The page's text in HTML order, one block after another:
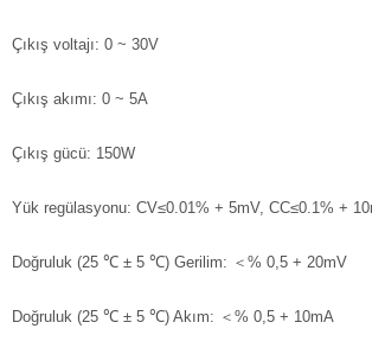
Çıkış voltajı: 0 ~ 30V
Çıkış akımı: 0 ~ 5A
Çıkış gücü: 150W
Yük regülasyonu: CV≤0.01% + 5mV, CC≤0.1% +
Doğruluk (25 ℃ ± 5 ℃) Gerilim: ＜% 0,5 + 20mV
Doğruluk (25 ℃ ± 5 ℃) Akım: ＜% 0,5 + 10mA